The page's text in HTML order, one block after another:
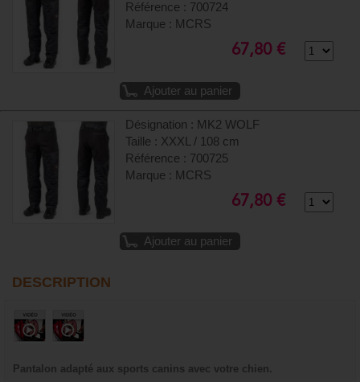
Référence : 700724
Marque : MCRS
67,80 €
Ajouter au panier
Désignation : MK2 WOLF
Taille : XXXL / 108 cm
Référence : 700725
Marque : MCRS
67,80 €
Ajouter au panier
DESCRIPTION
Pantalon adapté aux sports canins avec votre chien.